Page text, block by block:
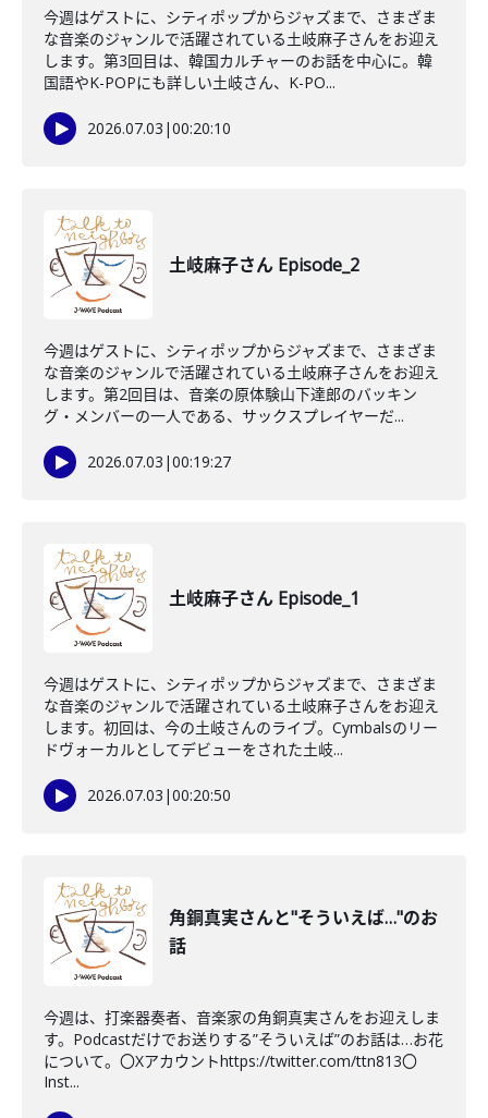
今週はゲストに、シティポップからジャズまで、さまざま
な音楽のジャンルで活躍されている土岐麻子さんをお迎え
します。第3回目は、韓国カルチャーのお話を中心に。韓
国語やK-POPにも詳しい土岐さん、K-PO...
2026.07.03 |00:20:10
土岐麻子さん Episode_2
今週はゲストに、シティポップからジャズまで、さまざま
な音楽のジャンルで活躍されている土岐麻子さんをお迎え
します。第2回目は、音楽の原体験山下達郎のバッキン
グ・メンバーの一人である、サックスプレイヤーだ...
2026.07.03 |00:19:27
土岐麻子さん Episode_1
今週はゲストに、シティポップからジャズまで、さまざま
な音楽のジャンルで活躍されている土岐麻子さんをお迎え
します。初回は、今の土岐さんのライブ。Cymbalsのリー
ドヴォーカルとしてデビューをされた土岐...
2026.07.03 |00:20:50
角銅真実さんと"そういえば…"のお
話
今週は、打楽器奏者、音楽家の角銅真実さんをお迎えしま
す。Podcastだけでお送りする”そういえば”のお話は…お花
について。〇Xアカウントhttps://twitter.com/ttn813〇
Inst...